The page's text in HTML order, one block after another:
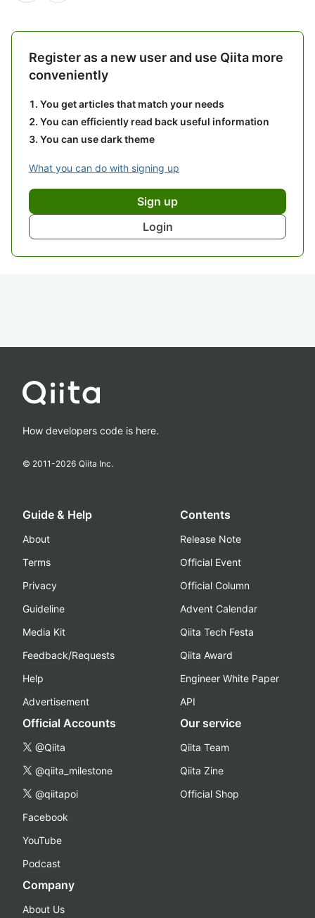
Register as a new user and use Qiita more
conveniently
You get articles that match your needs
You can efficiently read back useful information
You can use dark theme
What you can do with signing up
Sign up
Login
How developers code is here.
© 2011-2026 Qiita Inc.
Guide & Help
About
Terms
Privacy
Guideline
Media Kit
Feedback/Requests
Help
Advertisement
Contents
Release Note
Official Event
Official Column
Advent Calendar
Qiita Tech Festa
Qiita Award
Engineer White Paper
API
Official Accounts
@Qiita
@qiita_milestone
@qiitapoi
Facebook
YouTube
Podcast
Our service
Qiita Team
Qiita Zine
Official Shop
Company
About Us